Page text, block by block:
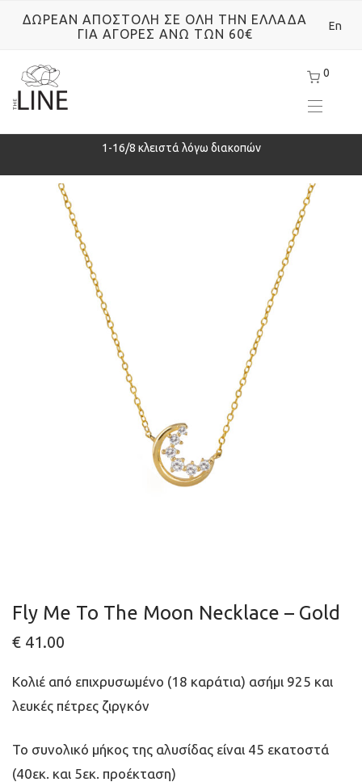
0
ΔΩΡΕΑΝ ΑΠΟΣΤΟΛΗ ΣΕ ΟΛΗ ΤΗΝ ΕΛΛΑΔΑ
ΓΙΑ ΑΓΟΡΕΣ ΑΝΩ ΤΩΝ 60€
En
1-16/8 κλειστά λόγω διακοπών
Fly Me To The Moon Necklace – Gold
€ 41.00
Κολιέ από επιχρυσωμένο (18 καράτια) ασήμι 925 και
λευκές πέτρες ζιργκόν
Το συνολικό μήκος της αλυσίδας είναι 45 εκατοστά
(40εκ. και 5εκ. προέκταση)